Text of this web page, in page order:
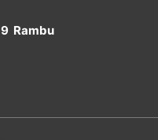
Rambu